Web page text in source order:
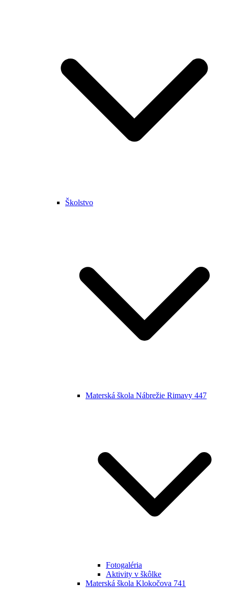
Školstvo
Materská škola Nábrežie Rimavy 447
Fotogaléria
Aktivity v škôlke
Materská škola Klokočova 741